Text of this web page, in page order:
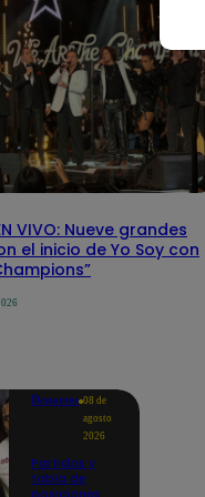
VIVO: Nueve grandes
el inicio de Yo Soy con
Deportes 08 de
agosto
2026
Partidos y
tabla de